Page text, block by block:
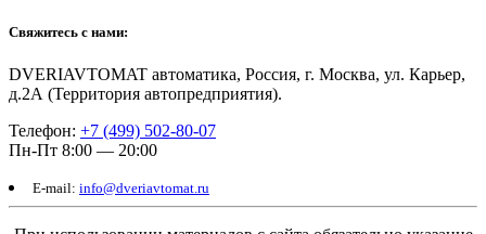
Свяжитесь с нами:
DVERIAVTOMAT автоматика, Россия, г. Москва, ул. Карьер,
д.2А (Территория автопредприятия).
Телефон: +7 (499) 502-80-07
Пн-Пт 8:00 — 20:00
E-mail: info@dveriavtomat.ru